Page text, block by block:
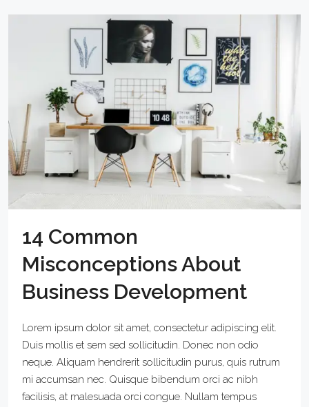
14 Common
Misconceptions About
Business Development
Lorem ipsum dolor sit amet, consectetur adipiscing elit.
Duis mollis et sem sed sollicitudin. Donec non odio
neque. Aliquam hendrerit sollicitudin purus, quis rutrum
mi accumsan nec. Quisque bibendum orci ac nibh
facilisis, at malesuada orci congue. Nullam tempus